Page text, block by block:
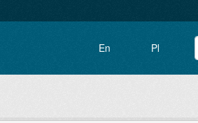
En Pl